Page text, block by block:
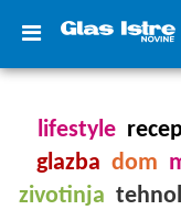
lifestyle
glazba dom
zivotinja